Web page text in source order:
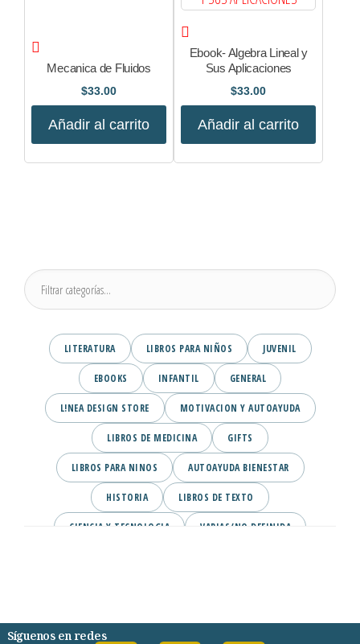
Mecanica de Fluidos
$33.00
Añadir al carrito
Ebook- Algebra Lineal y
Sus Aplicaciones
$33.00
Añadir al carrito
LITERATURA LIBROS PARA NIÑOS JUVENIL
EBOOKS INFANTIL GENERAL
L!NEA DESIGN STORE MOTIVACION Y AUTOAYUDA
LIBROS DE MEDICINA GIFTS
LIBROS PARA NINOS AUTOAYUDA BIENESTAR
HISTORIA LIBROS DE TEXTO
CIENCIA Y TECNOLOGIA VARIAS/NO DEFINIDA
Síguenos en redes